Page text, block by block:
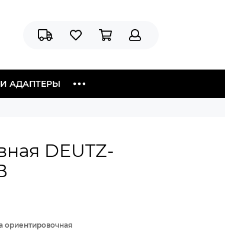
АДАПТЕРЫ
DEUTZ-
ориентировочная